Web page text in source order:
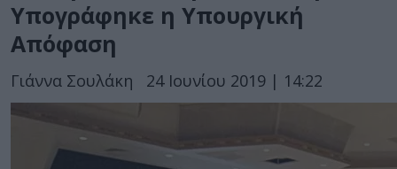
Υπογράφηκε η Υπουργική
Απόφαση
Γιάννα Σουλάκη 24 Ιουνίου 2019 | 14:22